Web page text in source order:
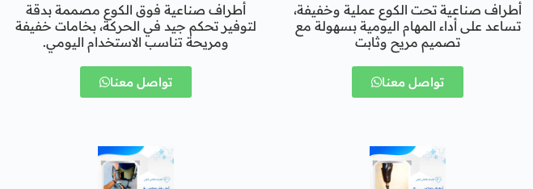
أطراف صناعية تحت الكوع عملية وخفيفة،
تساعد على أداء المهام اليومية بسهولة مع
تصميم مريح وثابت
تواصل معنا
أطراف صناعية فوق الكوع مصممة بدقة
لتوفير تحكم جيد في الحركة، بخامات خفيفة
ومريحة تناسب الاستخدام اليومي.
تواصل معنا